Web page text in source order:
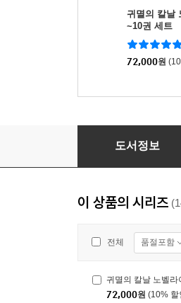
귀멸의 칼날
~10권 세트
72,000원
귀멸의 칼날 노벨라
도서정보
이 상품의 시리즈
전체 품절포함
귀멸의 칼날 노벨
72,000원 (10% 할